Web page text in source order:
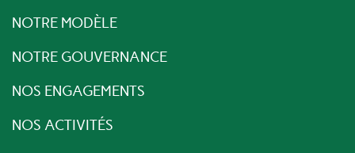
NOTRE MODÈLE
NOTRE GOUVERNANCE
NOS ENGAGEMENTS
NOS ACTIVITÉS